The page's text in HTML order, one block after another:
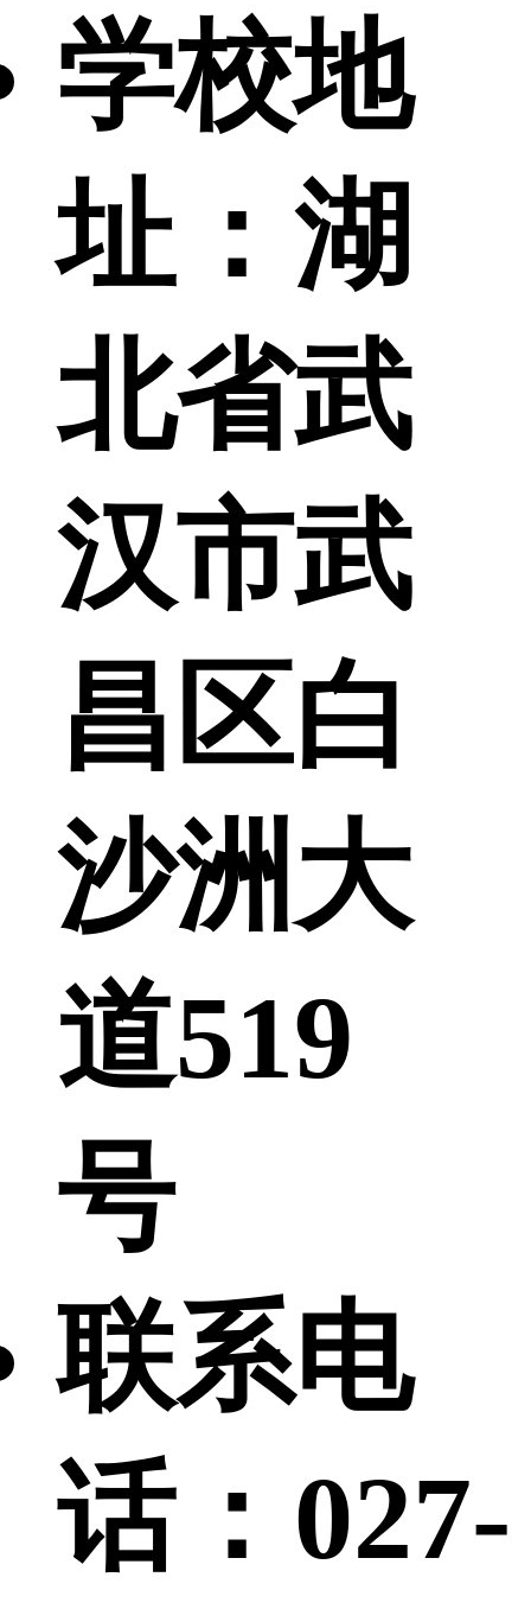
学校地
址： 湖
北省武
汉市武
昌区白
沙洲大
道519
号
联系电
话： 027-